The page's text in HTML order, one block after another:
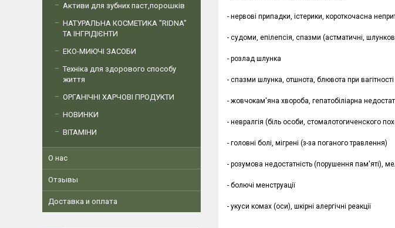
- нервові припадки, істерики, короткочасна
- судоми, епілепсія, спазми (астматичні,
- розлад шлунка
- спазми шлунка, отшнота, блювота при вагітності
- жовчокам'яна хвороба, гепатобіліарна
- невралгія (біль особи, стомалотогиченского
- головні болі, мігрені (з-за поганого травлення)
- розумова недостатність (порушення пам'яті),
- болючі менструації
- укуси комах (оси), шкірні алергічні реакції
Активи для зубних паст,порошків
НАТУРАЛЬНА КОСМЕТИКА "RIDNA"
ТА ІНГРІДІЄНТИ
ЕКО-МИЮЧІ ЗАСОБИ
Техніка для здорового способу
життя
ОРГАНІЧНІ ХАРЧОВІ ПРОДУКТИ
НОВИНКИ
ВІТАМІНИ
О нас
Отзывы
Доставка и оплата